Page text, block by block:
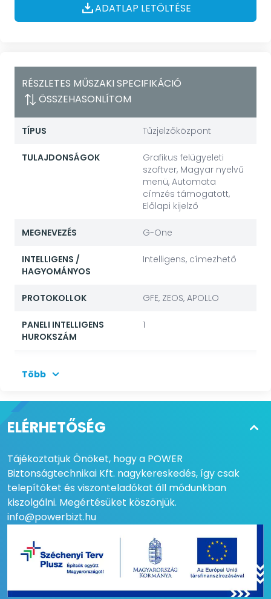
ADATLAP LETÖLTÉSE
RÉSZLETES MŰSZAKI SPECIFIKÁCIÓ
ÖSSZEHASONLÍTOM
TÍPUS Tűzjelzőközpont
TULAJDONSÁGOK
Grafikus felügyeleti
szoftver, Magyar nyelvű
menü, Automata
címzés támogatott,
Előlapi kijelző
MEGNEVEZÉS G-One
INTELLIGENS /
HAGYOMÁNYOS
Intelligens, címezhető
PROTOKOLLOK GFE, ZEOS, APOLLO
PANELI INTELLIGENS
HUROKSZÁM
1
HUROKSZÁM
INTELLIGENS HUROK
900 mA
ESZKÖZSZÁM
MAXIMÁLIS
ESZKÖZSZÁM
250
ZÓNASZÁM
ZÓNAKIJELZÉS LCD
HANGJELZŐCSOPORTSZÁM512
Több
ELÉRHETŐSÉG
Tájékoztatjuk Önöket, hogy a POWER
Biztonságtechnikai Kft. nagykereskedés, így csak
telepítőket és viszonteladókat áll módunkban
kiszolgálni. Megértésüket köszönjük.
info@powerbizt.hu